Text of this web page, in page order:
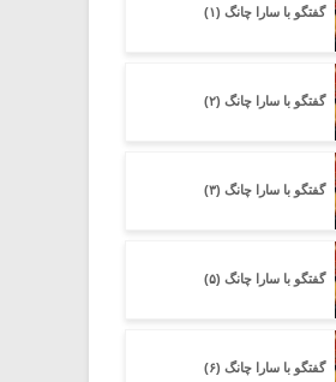
گفتگو با سارا چانگ (۱)
گفتگو با سارا چانگ (۲)
گفتگو با سارا چانگ (۳)
گفتگو با سارا چانگ (۵)
گفتگو با سارا چانگ (۶)